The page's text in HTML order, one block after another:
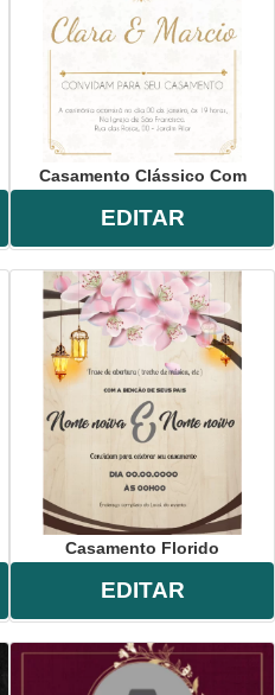
Casamento Clássico Com
EDITAR
Casamento Florido
EDITAR